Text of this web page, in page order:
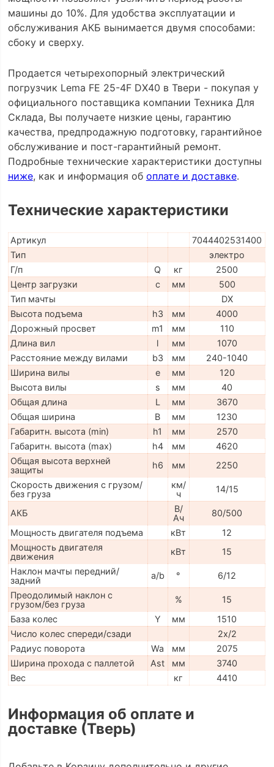
машины до 10%. Для удобства эксплуатации и
обслуживания АКБ вынимается двумя способами:
сбоку и сверху.
Продается четырехопорный электрический
погрузчик Lema FE 25-4F DX40 в Твери - покупая у
официального поставщика компании Техника Для
Склада, Вы получаете низкие цены, гарантию
качества, предпродажную подготовку, гарантийное
обслуживание и пост-гарантийный ремонт.
Подробные технические характеристики доступны
ниже, как и информация об оплате и доставке.
Технические характеристики
Артикул
7044402531400
Тип
электро
Г/п
Q кг
2500
Центр загрузки
c мм
500
Тип мачты
DX
Высота подъема
h3 мм
4000
Дорожный просвет
m1 мм
110
Длина вил
l мм
1070
Расстояние между вилами
b3 мм
240-1040
Ширина вилы
e мм
120
Высота вилы
s мм
40
Общая длина
L мм
3670
Общая ширина
B мм
1230
Габаритн. высота (min)
h1 мм
2570
Габаритн. высота (max)
h4 мм
4620
Общая высота верхней
защиты
h6 мм
2250
Скорость движения с грузом/
без груза
км/
ч
14/15
АКБ
В/
Ач
80/500
Мощность двигателя подъема
кВт
12
Мощность двигателя
движения
кВт
15
Наклон мачты передний/
задний
a/b °
6/12
Преодолимый наклон с
грузом/без груза
%
15
База колес
Y мм
1510
Число колес спереди/сзади
2x/2
Радиус поворота
Wa мм
2075
Ширина прохода с паллетой
Ast мм
3740
Вес
кг 4410
Информация об оплате и
доставке (Тверь)